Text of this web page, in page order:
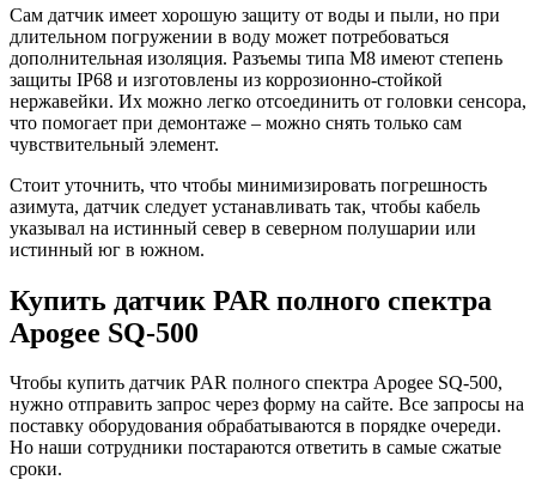
Сам датчик имеет хорошую защиту от воды и пыли, но при
длительном погружении в воду может потребоваться
дополнительная изоляция. Разъемы типа M8 имеют степень
защиты IP68 и изготовлены из коррозионно-стойкой
нержавейки. Их можно легко отсоединить от головки сенсора,
что помогает при демонтаже – можно снять только сам
чувствительный элемент.
Стоит уточнить, что чтобы минимизировать погрешность
азимута, датчик следует устанавливать так, чтобы кабель
указывал на истинный север в северном полушарии или
истинный юг в южном.
Купить датчик PAR полного спектра
Apogee SQ-500
Чтобы купить датчик PAR полного спектра Apogee SQ-500,
нужно отправить запрос через форму на сайте. Все запросы на
поставку оборудования обрабатываются в порядке очереди.
Но наши сотрудники постараются ответить в самые сжатые
сроки.